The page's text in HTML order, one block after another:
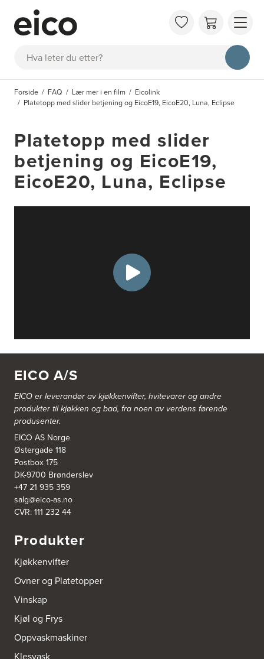
Søk
OM
FAQ
Forside FAQ Lær mer i en film
Eicolink
Platetopp med slider betjening og EicoE19, EicoE20, Luna, Eclipse
Platetopp med slider
betjening og EicoE19,
EicoE20, Luna, Eclipse
EICO A/S
EICO er leverandør av kjøkkenvifter, hvitevarer og andre
produkter til kjøkken og bad, fra noen av verdens førende
produsenter.
EICO AS Norge
Østergade 118
Postbox 175
DK-9700 Brønderslev
+47 21 935 359
salg@eico-as.no
CVR: 111 232 44
Produkter
Kjøkkenvifter
Ovner og Platetopper
Vinskap
Kjøl og Frys
Oppvaskmaskiner
Klesvask